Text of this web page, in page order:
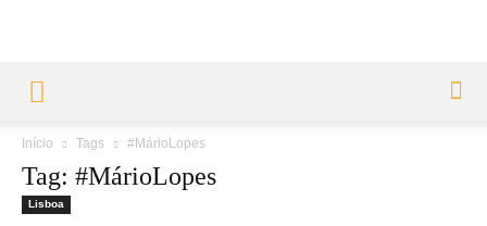
Início Tags #MárioLopes
Tag: #MárioLopes
Lisboa